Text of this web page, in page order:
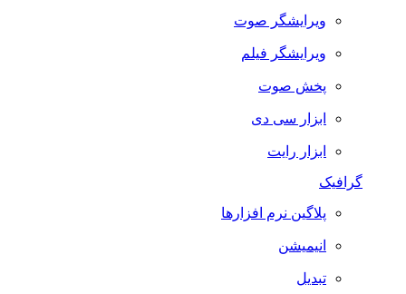
ویرایشگر صوت
ویرایشگر فیلم
پخش صوت
ابزار سی دی
ابزار رایت
گرافیک
پلاگین نرم افزارها
انیمیشن
تبدیل